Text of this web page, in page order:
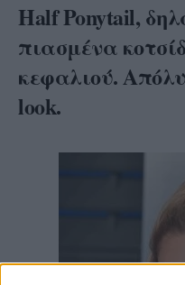
Half Ponytail,
πιασμένα
κεφαλιού.
look.